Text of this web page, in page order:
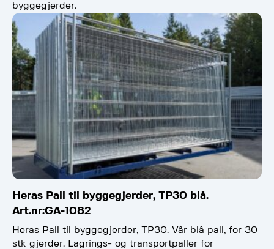
byggegjerder.
Heras Pall til byggegjerder, TP30 blå.
Art.nr:GA-1082
Heras Pall til byggegjerder, TP30. Vår blå pall, for 30
stk gjerder. Lagrings- og transportpaller for